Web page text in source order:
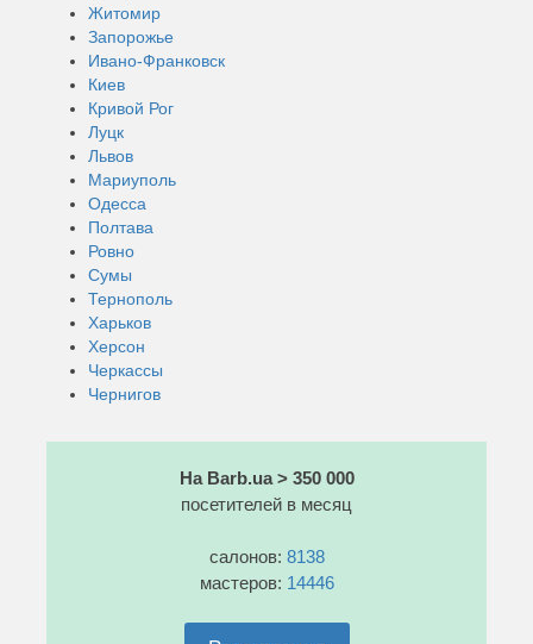
Житомир
Запорожье
Ивано-Франковск
Киев
Кривой Рог
Луцк
Львов
Мариуполь
Одесса
Полтава
Ровно
Сумы
Тернополь
Харьков
Херсон
Черкассы
Чернигов
На Barb.ua > 350 000
посетителей в месяц
салонов: 8138
мастеров: 14446